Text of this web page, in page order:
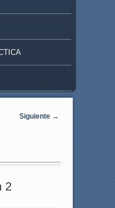
Siguiente →
2